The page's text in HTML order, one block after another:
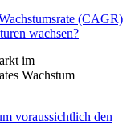
(CAGR)
wachsen?
im
Wachstum
voraussichtlich den